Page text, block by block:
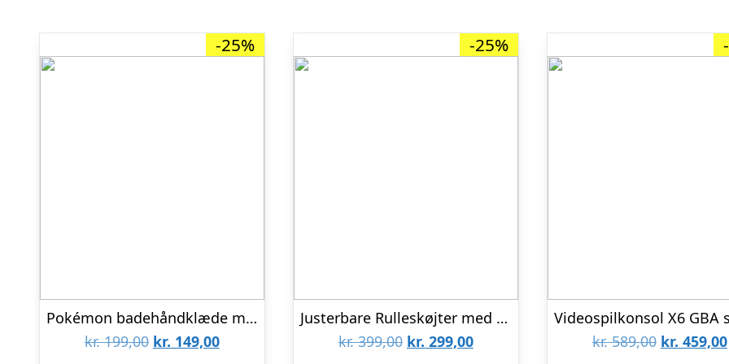
-25%
Pokémon badehåndklæde med Pikachu
kr.199,00 Den
kr. 149,00Den
-25%
Justerbare Rulleskøjter med LED-lys PRO til børn – Blå – Small: Str. 29-32
kr.399,00 Den
kr. 299,00Den
kr.589,00 Den
kr. 459,00